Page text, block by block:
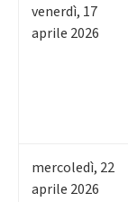
venerdì, 17
aprile 2026
mercoledì, 22
aprile 2026